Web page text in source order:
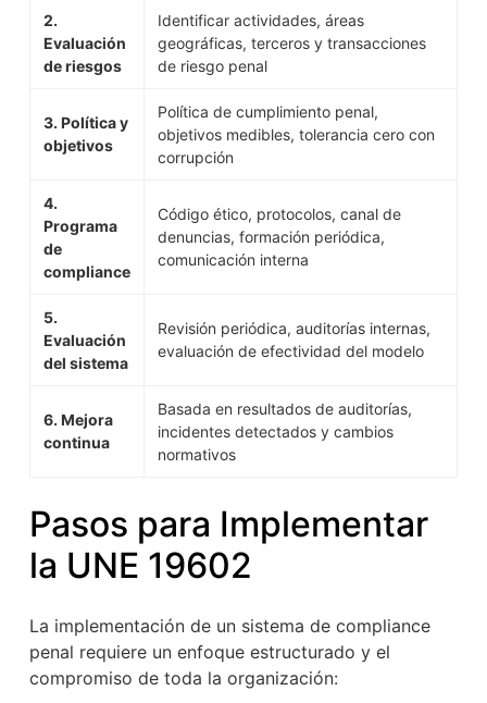
2.
Evaluación
de riesgos
Identificar actividades, áreas
geográficas, terceros y transacciones
de riesgo penal
3. Política y
objetivos
Política de cumplimiento penal,
objetivos medibles, tolerancia cero con
corrupción
4.
Programa
de
compliance
Código ético, protocolos, canal de
denuncias, formación periódica,
comunicación interna
5.
Evaluación
del sistema
Revisión periódica, auditorías internas,
evaluación de efectividad del modelo
6. Mejora
continua
Basada en resultados de auditorías,
incidentes detectados y cambios
normativos
Pasos para Implementar
la UNE 19602
La implementación de un sistema de compliance
penal requiere un enfoque estructurado y el
compromiso de toda la organización: